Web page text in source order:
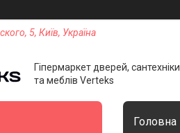
5, Київ, Україна
Гіпермаркет дверей, сантехніки
та меблів Verteks
Головна